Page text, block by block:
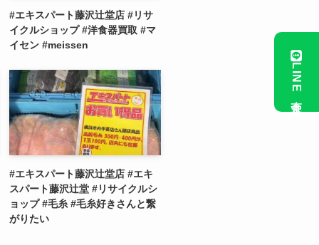
#エキスパート藤沢辻堂店 #リサ
イクルショップ #洋食器買取 #マ
イセン #meissen
#エキスパート藤沢辻堂店 #エキ
スパート藤沢辻堂 #リサイクルシ
ョップ #毛糸 #毛糸好きさんと繋
がりたい
LINE査定